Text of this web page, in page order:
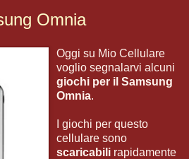
Omnia
Oggi su Mio Cellulare
voglio segnalarvi alcuni
giochi per il Samsung
Omnia.
I giochi per questo
cellulare sono
scaricabili rapidamente